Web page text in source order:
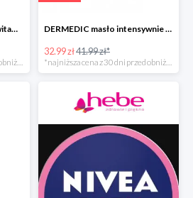
Bambino oliwka do ciała z witaminą F DERMEDIC masło intensywnie natłuszczające do twarzy i ciała
32.99 zł41.99 zł*